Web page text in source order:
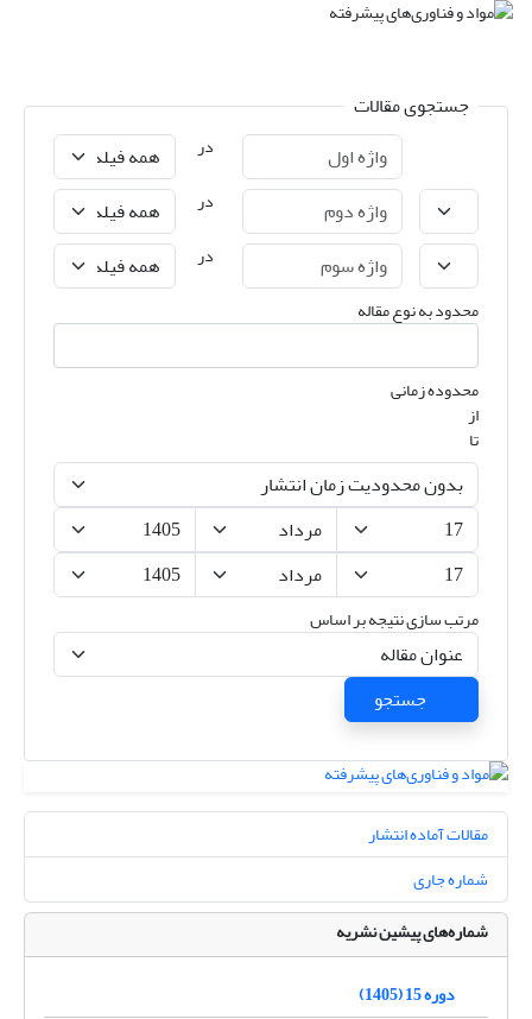
جستجوی مقالات
در
در
در
محدود به نوع مقاله
محدوده زمانی
از
تا
مرتب سازی نتیجه بر اساس
جستجو
مقالات آماده انتشار
شماره جاری
شماره‌های پیشین نشریه
دوره 15 (1405)